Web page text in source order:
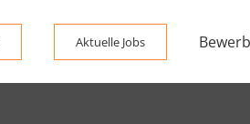
Aktuelle Jobs